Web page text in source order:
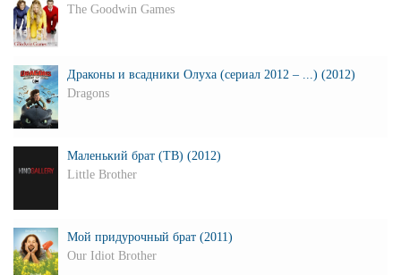
The Goodwin Games
Драконы и всадники Олуха (сериал 2012 – ...) (2012)
Dragons
Маленький брат (ТВ) (2012)
Little Brother
Мой придурочный брат (2011)
Our Idiot Brother